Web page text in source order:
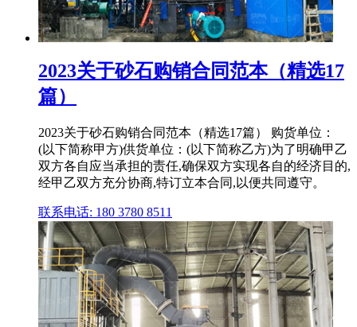
2023关于砂石购销合同范本（精选17
篇）
2023关于砂石购销合同范本（精选17篇） 购货单位：
(以下简称甲方)供货单位：(以下简称乙方)为了明确甲乙
双方各自应当承担的责任,确保双方实现各自的经济目的,
经甲乙双方充分协商,特订立本合同,以便共同遵守。
联系电话: 180 3780 8511